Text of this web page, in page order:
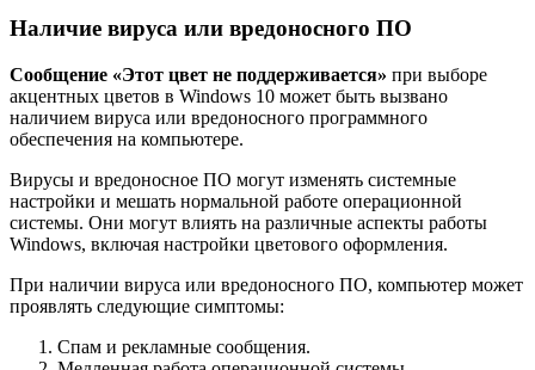
Наличие вируса или вредоносного ПО
Сообщение «Этот цвет не поддерживается» при выборе
акцентных цветов в Windows 10 может быть вызвано
наличием вируса или вредоносного программного
обеспечения на компьютере.
Вирусы и вредоносное ПО могут изменять системные
настройки и мешать нормальной работе операционной
системы. Они могут влиять на различные аспекты работы
Windows, включая настройки цветового оформления.
При наличии вируса или вредоносного ПО, компьютер может
проявлять следующие симптомы:
Спам и рекламные сообщения.